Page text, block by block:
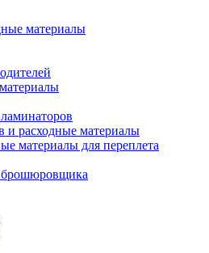
материалы
и расходные материалы
материалы для переплета
брошюровщика